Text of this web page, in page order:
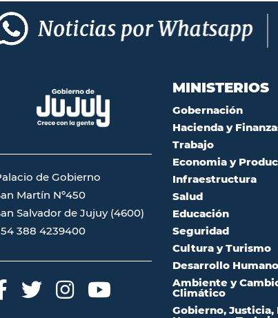
de Gobierno
Martín Nº450
Salvador de Jujuy (4600)
388 4239400
MINISTERIOS
Gobernación
Hacienda y
Trabajo
Economia y
Infraestructura
Salud
Educación
Seguridad
Cultura y Turismo
Desarrollo Humano
Ambiente y
Climático
Gobierno, Justicia,